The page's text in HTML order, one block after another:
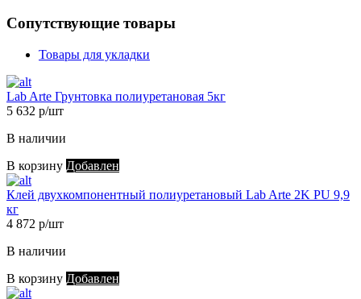
Сопутствующие товары
Товары для укладки
Lab Arte Грунтовка полиуретановая 5кг
5 632 р/шт
В наличии
В корзину Добавлен
Клей двухкомпонентный полиуретановый Lab Arte 2K PU 9,9
кг
4 872 р/шт
В наличии
В корзину Добавлен